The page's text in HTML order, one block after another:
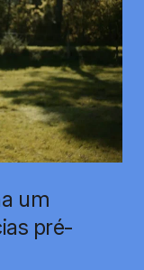
um
pré-